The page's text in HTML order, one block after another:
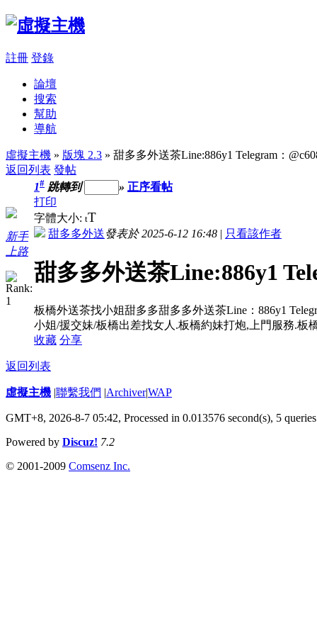
註冊 登錄
論壇
搜索
幫助
導航
虛擬主機 » 版塊 2.3 » 甜多多外送茶Line:886y1 Telegram：
返回列表 發帖
新手
上路
1# 跳轉到 » 正序看帖
打印
字體大小: tT
甜多多外送發表於 2025-6-12 16:48 | 只看該作者
甜多多外送茶Line:886y1
板橋外送茶找小姐甜多多甜多多外送茶Line：886y1
小姐/援交妹/板橋出差找女人.板橋約妹打炮,上門服務.板
收藏 分享
返回列表
虛擬主機 |聯繫我們 |Archiver|WAP
GMT+8, 2026-8-7 05:42, Processed in 0.013576 second(s), 5 queries
Powered by Discuz! 7.2
© 2001-2009 Comsenz Inc.